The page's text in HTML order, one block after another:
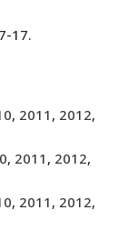
17.
, 2011 , 2012,
, 2011 , 2012,
, 2011 , 2012,